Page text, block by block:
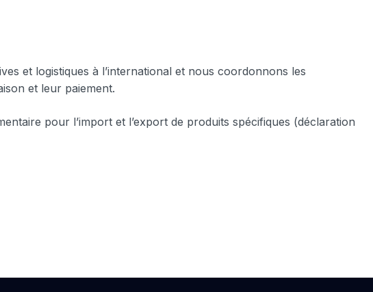
et logistiques à l’international et nous coordonnons les
et leur paiement.
pour l’import et l’export de produits spécifiques (déclaration